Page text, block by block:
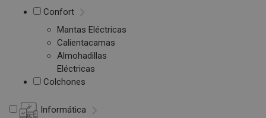
Confort
Mantas Eléctricas
Calientacamas
Almohadillas
Eléctricas
Colchones
Informática